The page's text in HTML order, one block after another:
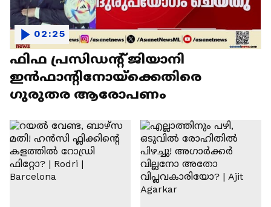
ഫിഫ പ്രസിഡന്റ് ജിയാനി
ഇൻഫാന്റിനോയ്‌ക്കെതിരെ
ഗുരുതര ആരോപണം
02:25